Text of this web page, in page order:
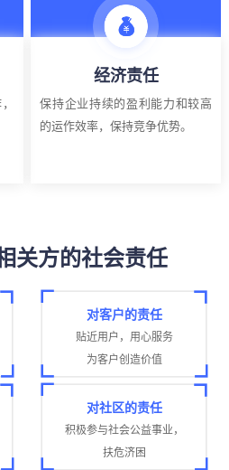
经济责任
保持企业持续的盈利能力和较高
的运作效率，保持竞争优势。
关方的社会责任
对客户的责任
贴近用户，用心服务
为客户创造价值
对社区的责任
积极参与社会公益事业，
扶危济困